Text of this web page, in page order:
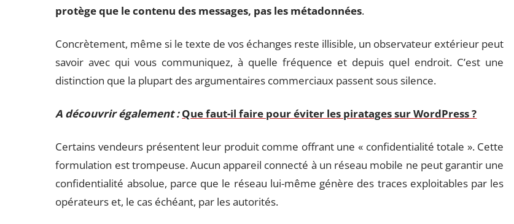
protège que le contenu des messages, pas les métadonnées.
Concrètement, même si le texte de vos échanges reste illisible, un observateur extérieur peut
savoir avec qui vous communiquez, à quelle fréquence et depuis quel endroit. C’est une
distinction que la plupart des argumentaires commerciaux passent sous silence.
A découvrir également : Que faut-il faire pour éviter les piratages sur WordPress ?
Certains vendeurs présentent leur produit comme offrant une « confidentialité totale ». Cette
formulation est trompeuse. Aucun appareil connecté à un réseau mobile ne peut garantir une
confidentialité absolue, parce que le réseau lui-même génère des traces exploitables par les
opérateurs et, le cas échéant, par les autorités.